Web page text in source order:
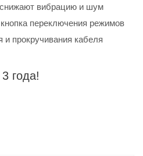
вибрацию и шум
переключения режимов
прокручивания кабеля
года!